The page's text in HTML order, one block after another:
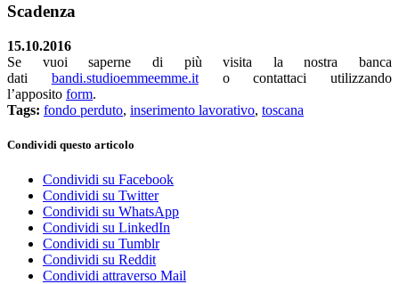
Scadenza
15.10.2016
Se vuoi saperne di più visita la nostra banca
dati bandi.studioemmeemme.ito contattaci utilizzando
l’apposito form.
Tags: fondo perduto, inserimento lavorativo, toscana
Condividi questo articolo
Condividi su Facebook
Condividi su Twitter
Condividi su WhatsApp
Condividi su LinkedIn
Condividi su Tumblr
Condividi su Reddit
Condividi attraverso Mail